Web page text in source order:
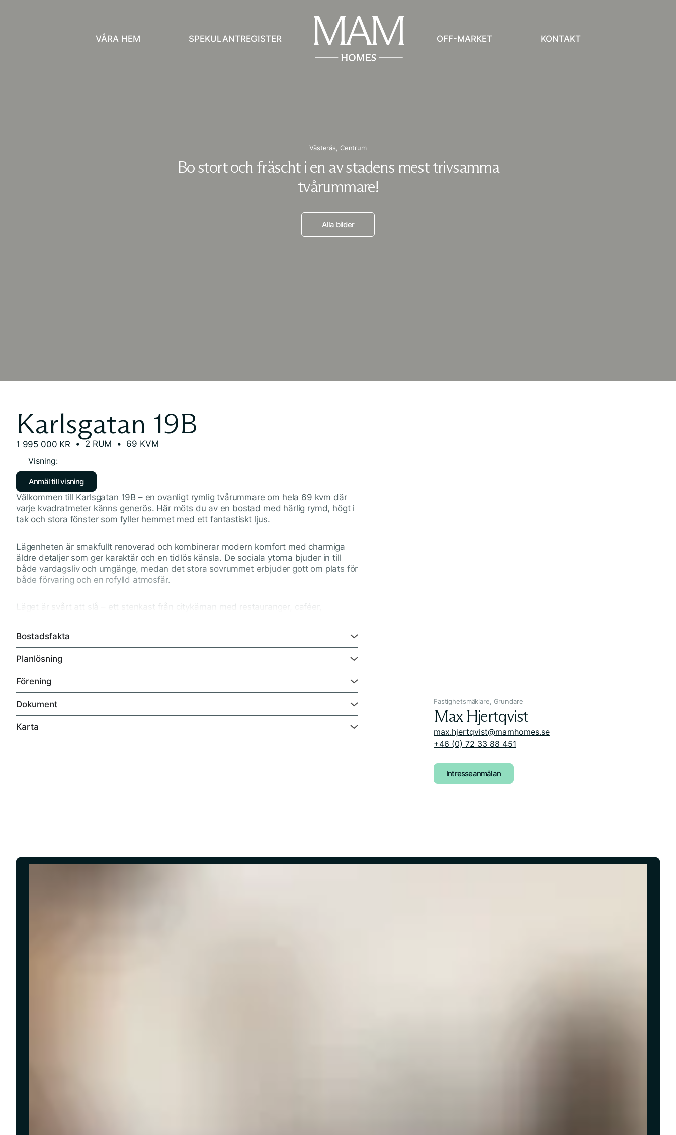
VÅRA HEM SPEKULANTREGISTER OFF-MARKET KONTAKT
Västerås, Centrum
Bo stort och fräscht i en av stadens mest trivsamma
tvårummare!
Alla bilder
Karlsgatan 19B
1 995 000 KR • 2 RUM • 69 KVM
Visning:
Anmäl till visning
Välkommen till Karlsgatan 19B – en ovanligt rymlig tvårummare om hela 69 kvm där
varje kvadratmeter känns generös. Här möts du av en bostad med härlig rymd, högt i
tak och stora fönster som fyller hemmet med ett fantastiskt ljus.
Lägenheten är smakfullt renoverad och kombinerar modern komfort med charmiga
äldre detaljer som ger karaktär och en tidlös känsla. De sociala ytorna bjuder in till
både vardagsliv och umgänge, medan det stora sovrummet erbjuder gott om plats för
både förvaring och en rofylld atmosfär.
Läget är svårt att slå – ett stenkast från citykärnan med restauranger, caféer,
Som pricken över i är detta en välskött och stabil förening, vilket skapar trygghet och
ett bekymmersfritt boende under många år framöver.
Ett hem som verkligen måste upplevas på plats.
Din historia börjar här.
Bostadsfakta
Planlösning
Förening
Dokument
Karta
Fastighetsmäklare, Grundare
Max Hjertqvist
max.hjertqvist@mamhomes.se
+46 (0) 72 33 88 451
Intresseanmälan